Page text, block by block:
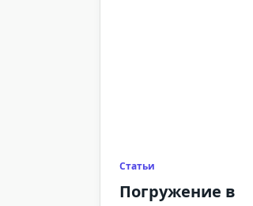
Статьи
Погружение в